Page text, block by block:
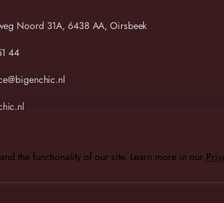
the functionality of our site. Learn more in our
Noord 31A, 6438 AA, Oirsbeek
44